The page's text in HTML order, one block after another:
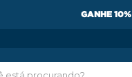
GANHE 10%